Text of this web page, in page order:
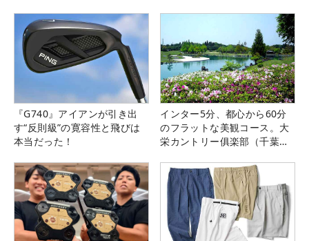
『G740』アイアンが引き出
す“反則級”の寛容性と飛びは
本当だった！
インター5分、都心から60分
のフラットな美観コース。大
栄カントリー俱楽部（千葉